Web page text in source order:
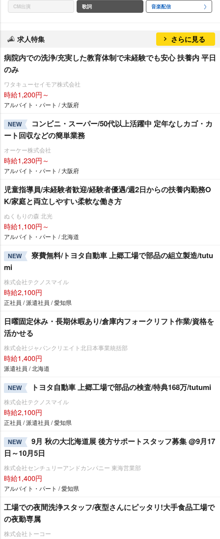
CM出演 歌詞 音楽配信
求人特集 さらに見る
病院内での洗浄/充実した教育体制で未経験でも安心 扶養内 平日
のみ
ワタキューセイモア株式会社
時給1,200円～
アルバイト・パート / 大阪府
NEW
コンビニ・スーパー/50代以上活躍中 定年なしカゴ・カ
ート回収などの簡単業務
オーケー株式会社
時給1,230円～
アルバイト・パート / 大阪府
児童指導員/未経験者歓迎/経験者優遇/週2日からの扶養内勤務O
K/家庭と両立しやすい柔軟な働き方
ぬくもりの森 北光
時給1,100円～
アルバイト・パート / 北海道
NEW
寮費無料/トヨタ自動車 上郷工場で部品の組立製造/tutu
mi
株式会社テクノスマイル
時給2,100円
正社員 / 派遣社員 / 愛知県
日曜固定休み・長期休暇あり/倉庫内フォークリフト作業/資格を
活かせる
株式会社ジャパンクリエイト北日本事業統括部
時給1,400円
派遣社員 / 北海道
NEW トヨタ自動車 上郷工場で部品の検査/特典168万/tutumi
株式会社テクノスマイル
時給2,100円
正社員 / 派遣社員 / 愛知県
NEW
9月 秋の大北海道展 後方サポートスタッフ募集 @9月17
日～10月5日
株式会社センチュリーアンドカンパニー 東海営業部
時給1,400円
アルバイト・パート / 愛知県
工場での夜間洗浄スタッフ/夜型さんにピッタリ!大手食品工場で
の夜勤専属
株式会社トーコー